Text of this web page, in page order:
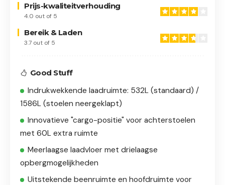
Prijs-kwaliteitverhouding
4.0 out of 5
Bereik & Laden
3.7 out of 5
Good Stuff
Indrukwekkende laadruimte: 532L (standaard) /
1586L (stoelen neergeklapt)
Innovatieve "cargo-positie" voor achterstoelen
met 60L extra ruimte
Meerlaagse laadvloer met drielaagse
opbergmogelijkheden
Uitstekende beenruimte en hoofdruimte voor